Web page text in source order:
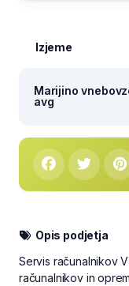
Izjeme
Marijino
avg
Opis podjetja
Servis računalnikov
računalnikov in